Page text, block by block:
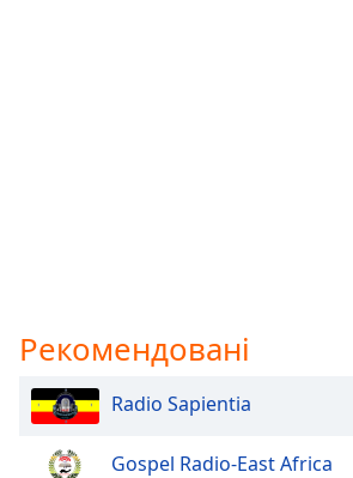
Рекомендовані
Radio Sapientia
Gospel Radio-East Africa